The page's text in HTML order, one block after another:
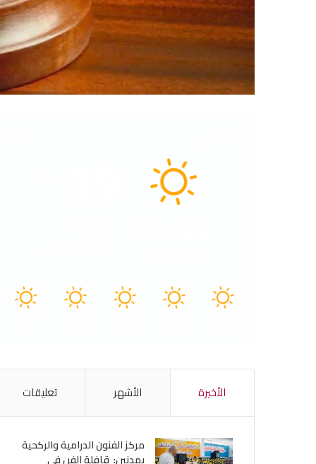
الأخيرة الأشهر تعليقات
مركز الفنون الدرامية والركحية
بمدنين: قافلة الفن في